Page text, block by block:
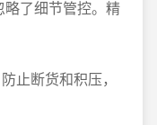
了细节管控。精
止断货和积压，